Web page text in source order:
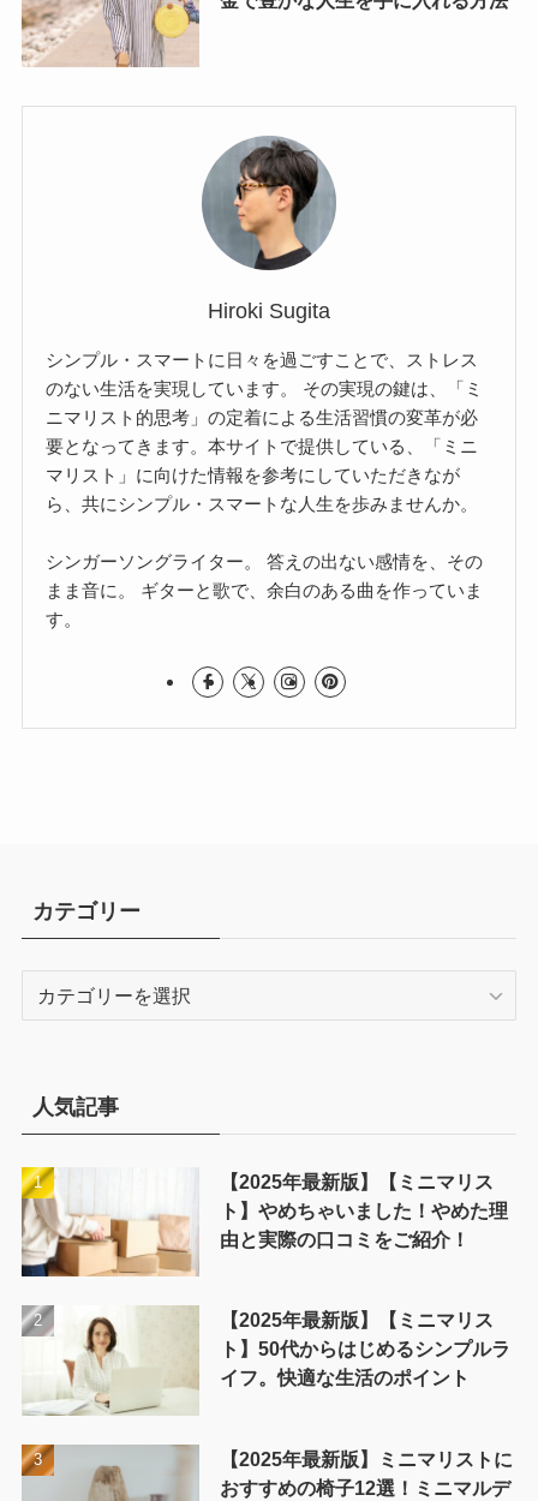
Hiroki Sugita
シンプル・スマートに日々を過ごすことで、ストレス
のない生活を実現しています。 その実現の鍵は、「ミ
ニマリスト的思考」の定着による生活習慣の変革が必
要となってきます。本サイトで提供している、「ミニ
マリスト」に向けた情報を参考にしていただきなが
ら、共にシンプル・スマートな人生を歩みませんか。
シンガーソングライター。 答えの出ない感情を、その
まま音に。 ギターと歌で、余白のある曲を作っていま
す。
カテゴリー
人気記事
【2025年最新版】【ミニマリス
ト】やめちゃいました！やめた理
由と実際の口コミをご紹介！
【2025年最新版】【ミニマリス
ト】50代からはじめるシンプルラ
イフ。快適な生活のポイント
【2025年最新版】ミニマリストに
おすすめの椅子12選！ミニマルデ